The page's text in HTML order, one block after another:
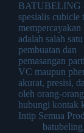
BATUBELING
spesialis cubicle
adalah salah
pembuatan dan
pemasangan
VC maupun
akurat, presisi,
oleh orang-
hubungi kontak
Intip Semua
batubeling